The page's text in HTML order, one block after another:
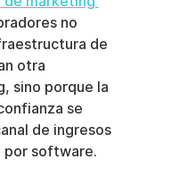
no
de
otra
sino porque la
se
de ingresos
por software.